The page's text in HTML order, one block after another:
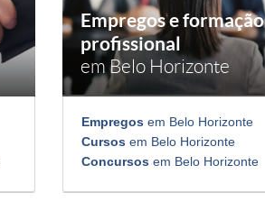
Empregos e formação
profissional
em Belo Horizonte
Empregosem Belo Horizonte
Cursosem Belo Horizonte
Concursosem Belo Horizonte